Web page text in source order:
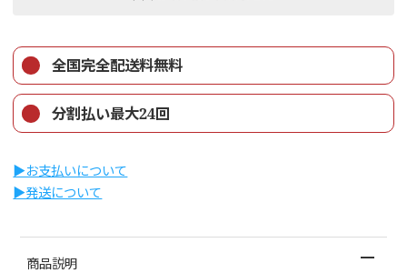
全国完全配送料無料
分割払い最大24回
▶︎お支払いについて
▶︎発送について
商品説明